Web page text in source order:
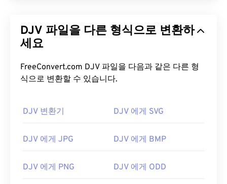
DJV 파일을 다른 형식으로 변환하
세요
FreeConvert.com DJV 파일을 다음과 같은 다른 형
식으로 변환할 수 있습니다.
DJV 변환기 DJV 에게 SVG
DJV 에게 JPG DJV 에게 BMP
DJV 에게 PNG DJV 에게 ODD